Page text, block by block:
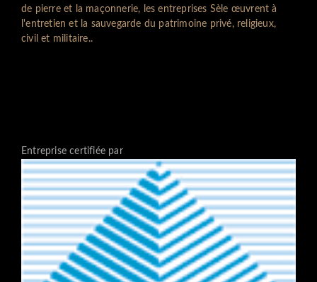
de pierre et la maçonnerie, les entreprises Sèle œuvrent à
l'entretien et la sauvegarde du patrimoine privé, religieux,
civil et militaire..
Entreprise certifiée par